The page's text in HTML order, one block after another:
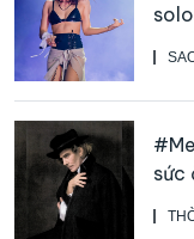
sức